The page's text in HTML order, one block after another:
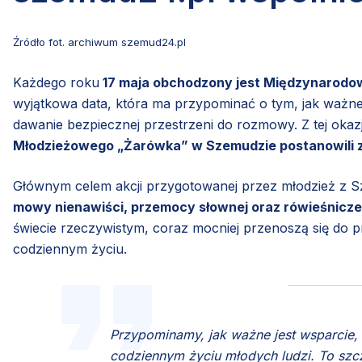
Źródło fot. archiwum szemud24.pl
Każdego roku 17 maja obchodzony jest
wyjątkowa data, która ma przypominać o tym, jak
dawanie bezpiecznej przestrzeni do rozmowy. Z tej
Młodzieżowego „Żarówka” w Szemudzie postanowili
Głównym celem akcji przygotowanej przez młodzież z
mowy nienawiści, przemocy słownej oraz
świecie rzeczywistym, coraz mocniej przenoszą się do
codziennym życiu.
Przypominamy, jak ważne jest
codziennym życiu młodych ludzi. To